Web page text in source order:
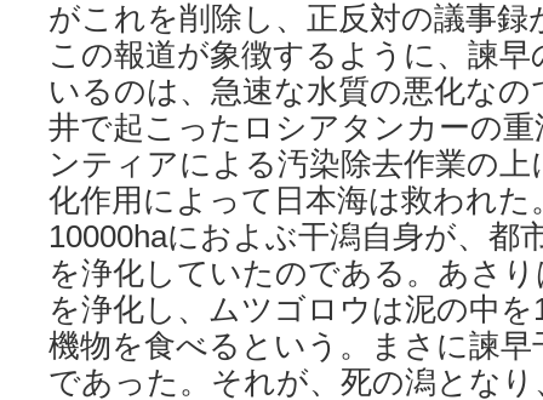
がこれを削除し、正反対の議事
この報道が象徴するように、諫
いるのは、急速な水質の悪化な
井で起こったロシアタンカーの
ンティアによる汚染除去作業の
化作用によって日本海は救われた
10000haにおよぶ干潟自身が、都
を浄化していたのである。あさ
を浄化し、ムツゴロウは泥の中
機物を食べるという。まさに諫早
であった。それが、死の潟とな